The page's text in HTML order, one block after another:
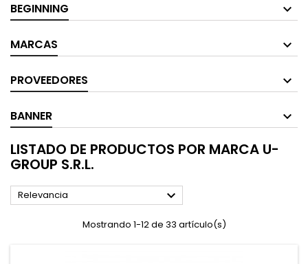
BEGINNING
MARCAS
PROVEEDORES
BANNER
LISTADO DE PRODUCTOS POR MARCA U-
GROUP S.R.L.
Relevancia 
Mostrando 1-12 de 33 artículo(s)